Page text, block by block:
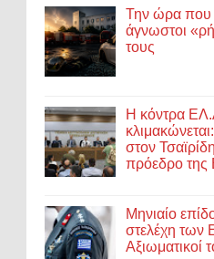
Την ώρα που
άγνωστοι
τους
Η κόντρα
στον
πρόεδρο
Μηνιαίο
στελέχη
Αξιωματικοί